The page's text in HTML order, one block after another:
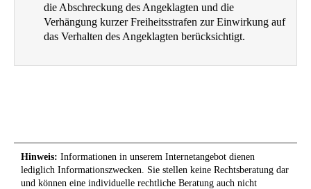
die Abschreckung des Angeklagten und die
Verhängung kurzer Freiheitsstrafen zur Einwirkung auf
das Verhalten des Angeklagten berücksichtigt.
Hinweis: Informationen in unserem Internetangebot dienen
lediglich Informationszwecken. Sie stellen keine Rechtsberatung dar
und können eine individuelle rechtliche Beratung auch nicht